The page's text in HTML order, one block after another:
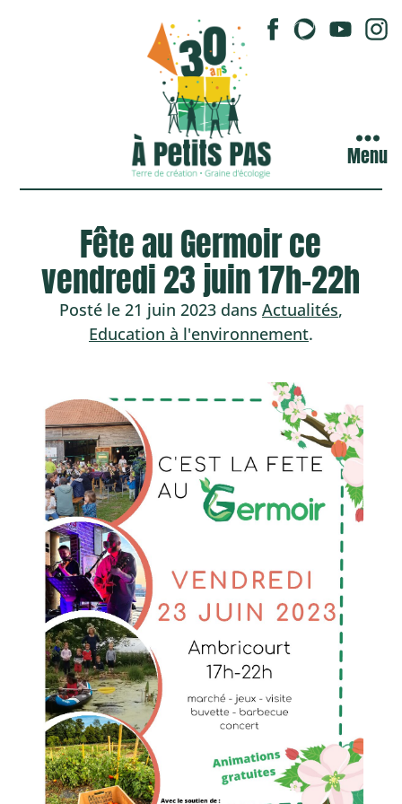
Menu
Fête au Germoir ce
vendredi 23 juin 17h-22h
Posté le 21 juin 2023 dans Actualités,
Education à l'environnement.